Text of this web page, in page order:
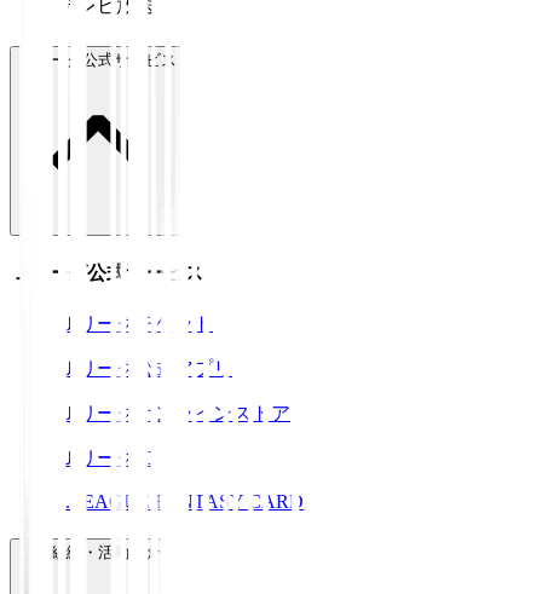
テレビ放送
Ｊリーグ公式サービス
Ｊリーグ公式サービス
Ｊリーグチケット
Ｊリーグ公式アプリ
Ｊリーグオンラインストア
ＪリーグID
J.LEAGUE FANTASY CARD
運営組織・活動紹介